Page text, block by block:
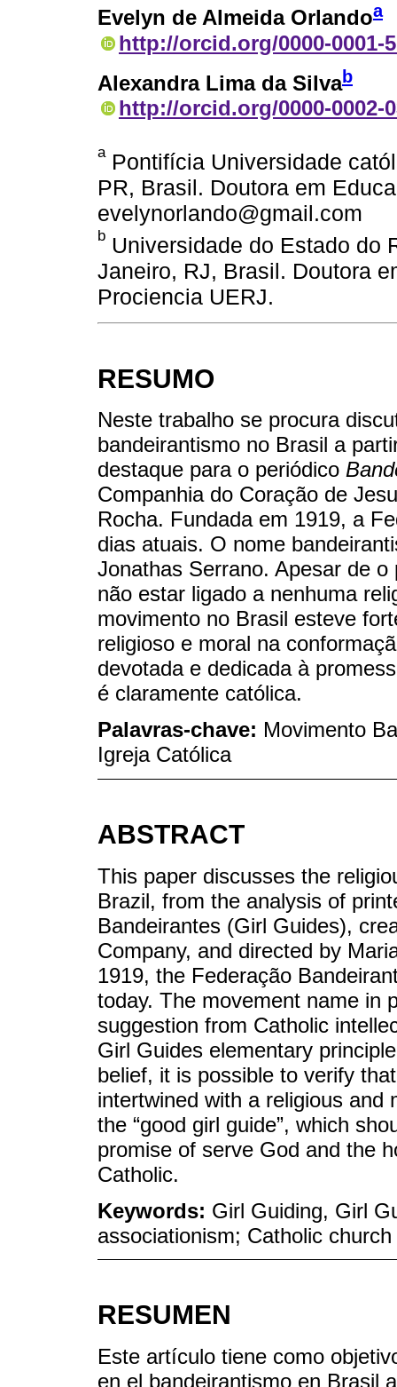
Evelyn de Almeida Orlandoa
http://orcid.org/0000-0001-
Alexandra Lima da Silvab
http://orcid.org/0000-0002-
aPontifícia Universidade
PR, Brasil. Doutora em
evelynorlando@gmail.com
b Universidade do Estado do
Janeiro, RJ, Brasil. Doutora
Prociencia UERJ.
RESUMO
Neste trabalho se procura
bandeirantismo no Brasil a
destaque para o periódico
Companhia do Coração de
Rocha. Fundada em 1919, a
dias atuais. O nome
Jonathas Serrano. Apesar de
não estar ligado a nenhuma
movimento no Brasil esteve
religioso e moral na
devotada e dedicada à
é claramente católica.
Palavras-chave: Movimento
Igreja Católica
ABSTRACT
This paper discusses the
Brazil, from the analysis of
Bandeirantes (Girl Guides),
Company, and directed by
1919, the Federação
today. The movement name in
suggestion from Catholic
Girl Guides elementary
belief, it is possible to verify
intertwined with a religious and
the “good girl guide”, which
promise of serve God and the
Catholic.
Keywords: Girl Guiding, Girl
associationism; Catholic church
RESUMEN
Este artículo tiene como
en el bandeirantismo en Brasil